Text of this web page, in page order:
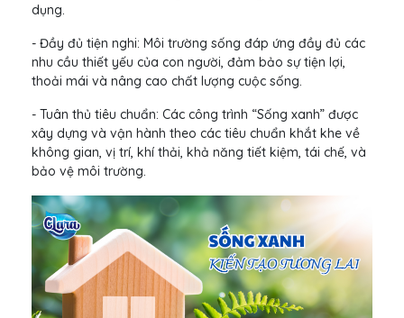
dụng.
- Đầy đủ tiện nghi: Môi trường sống đáp ứng đầy đủ các
nhu cầu thiết yếu của con người, đảm bảo sự tiện lợi,
thoải mái và nâng cao chất lượng cuộc sống.
- Tuân thủ tiêu chuẩn: Các công trình “Sống xanh” được
xây dựng và vận hành theo các tiêu chuẩn khắt khe về
không gian, vị trí, khí thải, khả năng tiết kiệm, tái chế, và
bảo vệ môi trường.